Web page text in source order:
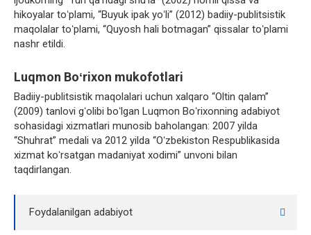
hikoyalar toʻplami, “Buyuk ipak yoʻli” (2012) badiiy-publitsistik
maqolalar toʻplami, “Quyosh hali botmagan” qissalar toʻplami
nashr etildi.
Luqmon Boʻrixon mukofotlari
Badiiy-publitsistik maqolalari uchun xalqaro “Oltin qalam”
(2009) tanlovi gʻolibi boʻlgan Luqmon Boʻrixonning adabiyot
sohasidagi xizmatlari munosib baholangan: 2007 yilda
“Shuhrat” medali va 2012 yilda “Oʻzbekiston Respublikasida
xizmat koʻrsatgan madaniyat xodimi” unvoni bilan
taqdirlangan.
Foydalanilgan adabiyot